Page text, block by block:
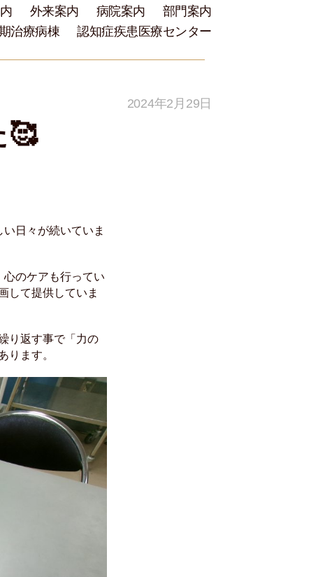
外来案内 病院案内
部門案内
治療病棟 認知症疾患医療センター
2024年2月29日
🥰
日々が続いていま
のケアも行ってい
して提供していま
り返す事で「力の
ります。